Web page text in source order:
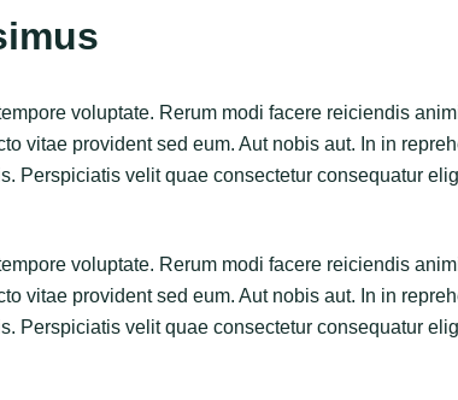
voluptate. Rerum modi facere reiciendis
vitae provident sed eum. Aut nobis aut. In in
Perspiciatis velit quae consectetur consequatur
voluptate. Rerum modi facere reiciendis
vitae provident sed eum. Aut nobis aut. In in
Perspiciatis velit quae consectetur consequatur